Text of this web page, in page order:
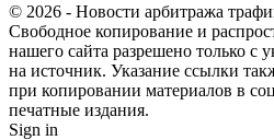
© 2026 - Новости арбитража
Свободное копирование и
нашего сайта разрешено только с
на источник. Указание ссылки
при копировании материалов в
печатные издания.
Sign in